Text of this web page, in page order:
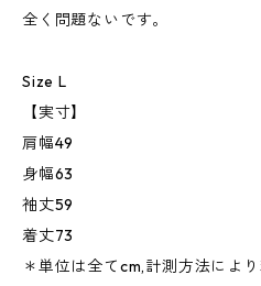
全く問題ないです。
Size L
【実寸】
肩幅49
身幅63
袖丈59
着丈73
＊単位は全てcm,計測方法によ